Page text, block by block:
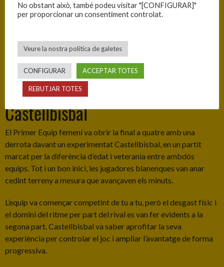
C.B. Blanes A — C.B.
Castellbisbal
El Primer Equip femení va obrir la final a quatre amb una
derrota davant un experimentat Castellbisbal, en un partit
marcat per la diferència d’edat i veterania entre ambdós
equips. Tot i un bon inici, les jugadores blanenques van anar
cedint terreny a mesura que avançaven els minuts.
L’equip va començar competint de tu a tu, però el desgast físic i
el domini del ritme per part del rival es van fer evidents a la
segona part. Castellbisbal va saber aprofitar la seva
experiència per controlar el joc i ampliar l’avantatge de forma
progressiva.
No obstant això, també podeu visitar "[CONFIGURAR]"
per proporcionar un consentiment controlat.
Veure la nostra política de galetes
CONFIGURAR ACCEPTAR TOTES
REBUTJAR TOTES